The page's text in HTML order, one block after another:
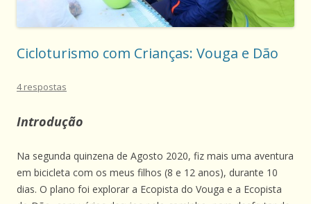
Cicloturismo com Crianças: Vouga e Dão
4 respostas
Introdução
Na segunda quinzena de Agosto 2020, fiz mais uma aventura
em bicicleta com os meus filhos (8 e 12 anos), durante 10
dias. O plano foi explorar a Ecopista do Vouga e a Ecopista